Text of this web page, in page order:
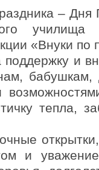
–
«Внуки по
и
бабуш­кам,
тепла,
и